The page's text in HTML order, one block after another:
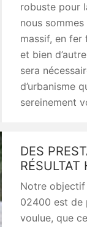
robuste pour
nous
massif, en fer
et bien
sera
d’urbanisme
sereinement
DES
Notre objectif
02400 est de
voulue, que